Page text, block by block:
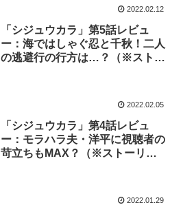
2022.02.12
「シジュウカラ」第5話レビュ
ー：海ではしゃぐ忍と千秋！二人
の逃避行の行方は…？（※ストー
2022.02.05
「シジュウカラ」第4話レビュ
ー：モラハラ夫・洋平に視聴者の
苛立ちもMAX？（※ストーリー
2022.01.29